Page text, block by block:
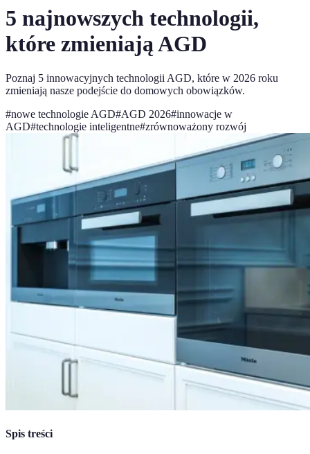
5 najnowszych technologii,
które zmieniają AGD
Poznaj 5 innowacyjnych technologii AGD, które w 2026 roku
zmieniają nasze podejście do domowych obowiązków.
#nowe technologie AGD#AGD 2026#innowacje w
AGD#technologie inteligentne#zrównoważony rozwój
Spis treści